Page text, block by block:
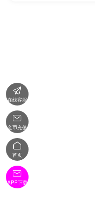

在线客服

金币充值

首页

APP下载